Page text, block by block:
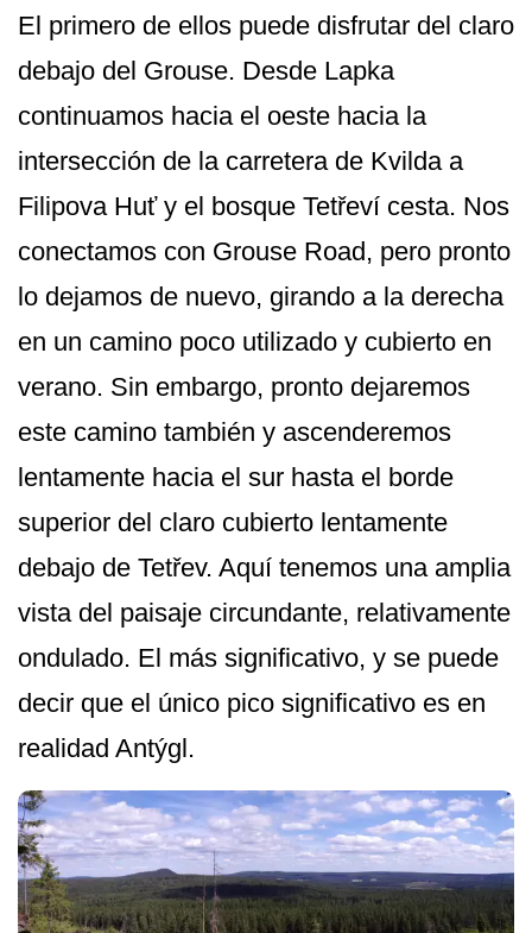
El primero de ellos puede disfrutar del claro
debajo del Grouse. Desde Lapka
continuamos hacia el oeste hacia la
intersección de la carretera de Kvilda a
Filipova Huť y el bosque Tetřeví cesta. Nos
conectamos con Grouse Road, pero pronto
lo dejamos de nuevo, girando a la derecha
en un camino poco utilizado y cubierto en
verano. Sin embargo, pronto dejaremos
este camino también y ascenderemos
lentamente hacia el sur hasta el borde
superior del claro cubierto lentamente
debajo de Tetřev. Aquí tenemos una amplia
vista del paisaje circundante, relativamente
ondulado. El más significativo, y se puede
decir que el único pico significativo es en
realidad Antýgl.